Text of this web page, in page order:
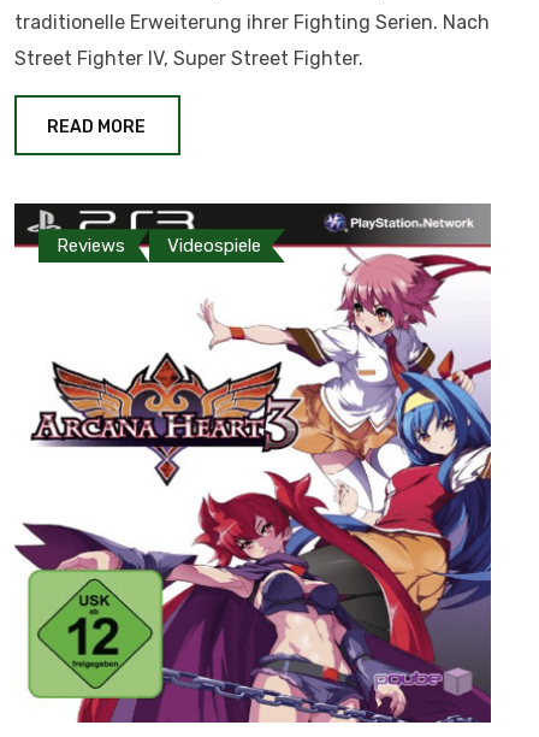
traditionelle Erweiterung ihrer Fighting Serien. Nach
Street Fighter IV, Super Street Fighter.
READ MORE
Reviews Videospiele